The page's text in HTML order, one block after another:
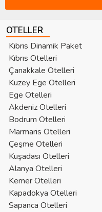
OTELLER
Kıbrıs Dinamik Paket
Kıbrıs Otelleri
Çanakkale Otelleri
Kuzey Ege Otelleri
Ege Otelleri
Akdeniz Otelleri
Bodrum Otelleri
Marmaris Otelleri
Çeşme Otelleri
Kuşadası Otelleri
Alanya Otelleri
Kemer Otelleri
Kapadokya Otelleri
Sapanca Otelleri